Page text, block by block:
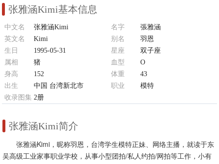
张雅涵Kimi基本信息
中文名 张雅涵Kimi 名字
張雅涵
英文名
Kimi 别名
羽恩
生日
1995-05-31 星座
双子座
属相
猪 血型
O
身高
152 体重
43
出生
中国 台湾新北市 职业
模特
收录图集 2册
张雅涵Kimi简介
张雅涵Kimi，昵称羽恩，台湾学生模特正妹、网络主播，就读于东
吴高级工业家事职业学校，从事小型团拍/私人约拍/网拍等工作，小有